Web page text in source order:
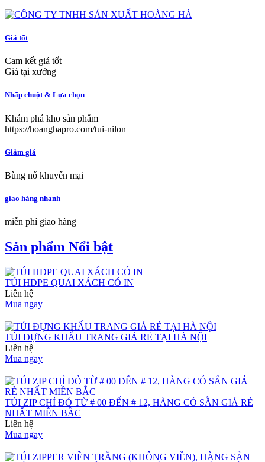
Giá tốt
Cam kết giá tốt
Giá tại xưởng
Nhấp chuột & Lựa chọn
Khám phá kho sản phẩm
https://hoanghapro.com/tui-nilon
Giảm giá
Bùng nổ khuyến mại
giao hàng nhanh
miễn phí giao hàng
Sản phẩm Nổi bật
TÚI HDPE QUAI XÁCH CÓ IN
Liên hệ
Mua ngay
TÚI ĐỰNG KHẨU TRANG GIÁ RẺ TẠI HÀ NỘI
Liên hệ
Mua ngay
TÚI ZIP CHỈ ĐỎ TỪ # 00 ĐẾN # 12, HÀNG CÓ SẴN GIÁ RẺ
NHẤT MIỀN BẮC
Liên hệ
Mua ngay